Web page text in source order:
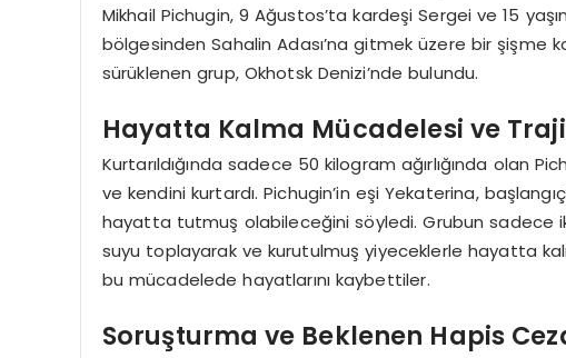
Mikhail Pichugin, 9 Ağustos’ta kardeşi Sergei ve 15
bölgesinden Sahalin Adası’na gitmek üzere bir şişme
sürüklenen grup, Okhotsk Denizi’nde bulundu.
Hayatta Kalma Mücadelesi ve
Kurtarıldığında sadece 50 kilogram ağırlığında olan
ve kendini kurtardı. Pichugin’in eşi Yekaterina,
hayatta tutmuş olabileceğini söyledi. Grubun sadece
suyu toplayarak ve kurutulmuş yiyeceklerle hayatta
bu mücadelede hayatlarını kaybettiler.
Soruşturma ve Beklenen Hapis